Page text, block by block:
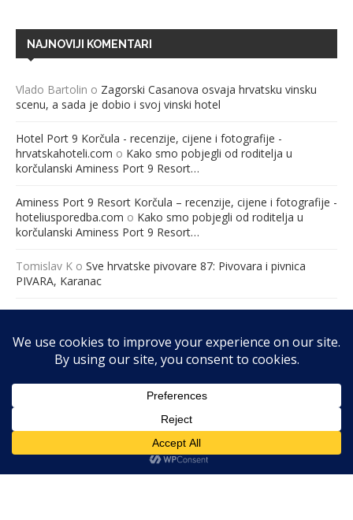
NAJNOVIJI KOMENTARI
Vlado Bartolin o Zagorski Casanova osvaja hrvatsku vinsku
scenu, a sada je dobio i svoj vinski hotel
Hotel Port 9 Korčula - recenzije, cijene i fotografije -
hrvatskahoteli.com o Kako smo pobjegli od roditelja u
korčulanski Aminess Port 9 Resort…
Aminess Port 9 Resort Korčula – recenzije, cijene i fotografije -
hoteliusporedba.com o Kako smo pobjegli od roditelja u
korčulanski Aminess Port 9 Resort…
Tomislav K o Sve hrvatske pivovare 87: Pivovara i pivnica
PIVARA, Karanac
Međunarodna konferencija “Ravnopravno roditeljstvo – jučer,
„Ravnopravno roditeljstvo: Jučer, danas i sutra“ 19. ožujka
2026. godine u Zagrebu (Hotel Academia, 8:30 – 16:00 sati).